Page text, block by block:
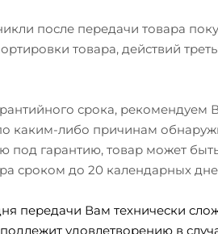
после передачи товара
товара, действий
срока, рекомендуем
каким-либо причинам
гарантию, товар может
сроком до 20 календарных
передачи Вам технически
удовлетворению в